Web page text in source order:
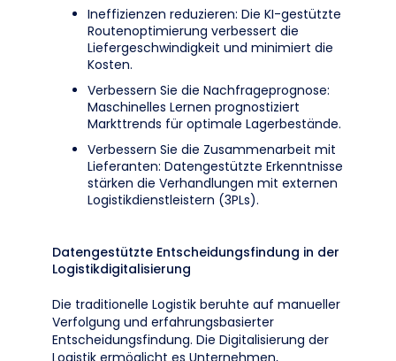
Ineffizienzen reduzieren: Die KI-gestützte
Routenoptimierung verbessert die
Liefergeschwindigkeit und minimiert die
Kosten.
Verbessern Sie die Nachfrageprognose:
Maschinelles Lernen prognostiziert
Markttrends für optimale Lagerbestände.
Verbessern Sie die Zusammenarbeit mit
Lieferanten: Datengestützte Erkenntnisse
stärken die Verhandlungen mit externen
Logistikdienstleistern (3PLs).
Datengestützte Entscheidungsfindung in der
Logistikdigitalisierung
Die traditionelle Logistik beruhte auf manueller
Verfolgung und erfahrungsbasierter
Entscheidungsfindung. Die Digitalisierung der
Logistik ermöglicht es Unternehmen,